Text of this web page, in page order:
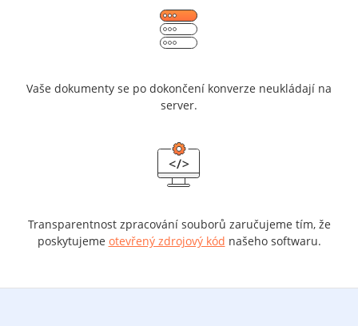
Vaše dokumenty se po dokončení konverze neukládají na
server.
Transparentnost zpracování souborů zaručujeme tím, že
poskytujeme otevřený zdrojový kód našeho softwaru.